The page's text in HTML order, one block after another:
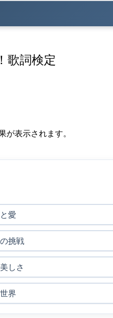
歌詞検定
が表示されます。
愛
挑戦
しさ
界